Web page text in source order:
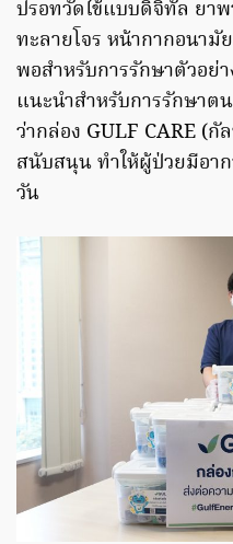
ปรอทวัดไข้แบบดิจิทัล ยา
ทะลายโจร หน้ากากอนามั
พอสำหรับการรักษาตัวอย่
แนะนำสำหรับการรักษาต
ว่ากล่อง GULF CARE (
สนับสนุน ทำให้ผู้ป่วยมีอาก
วัน